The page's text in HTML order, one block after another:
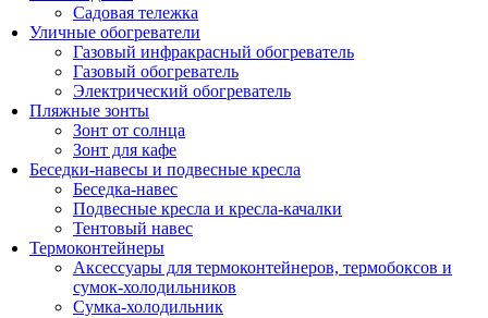
Садовая тележка
Уличные обогреватели
Газовый инфракрасный обогреватель
Газовый обогреватель
Электрический обогреватель
Пляжные зонты
Зонт от солнца
Зонт для кафе
Беседки-навесы и подвесные кресла
Беседка-навес
Подвесные кресла и кресла-качалки
Тентовый навес
Термоконтейнеры
Аксессуары для термоконтейнеров, термобоксов и
сумок-холодильников
Сумка-холодильник